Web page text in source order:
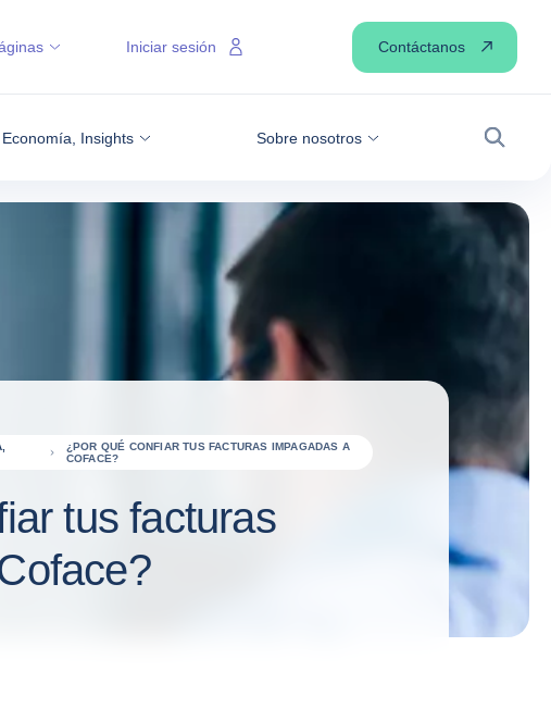
Insights Sobre nosotros
Buscar
Iniciar sesión Contáctanos
¿POR QUÉ CONFIAR TUS FACTURAS IMPAGADAS A
COFACE?
tus facturas